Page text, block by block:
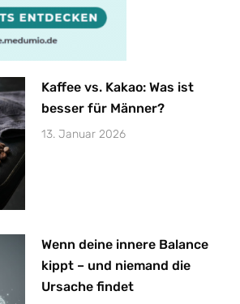
Kaffee vs. Kakao: Was ist
besser für Männer?
13. Januar 2026
Wenn deine innere Balance
kippt – und niemand die
Ursache findet